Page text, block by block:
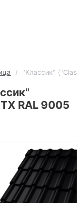
"Классик"
RAL 9005